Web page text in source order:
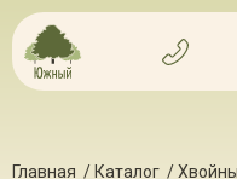
Главная / Каталог /